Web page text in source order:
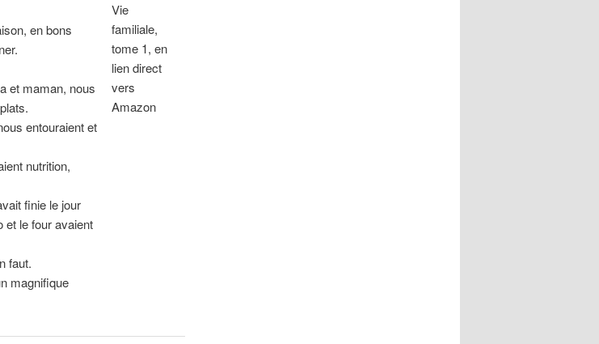
en bons
et maman, nous
entouraient et
nutrition,
finie le jour
et le four avaient
faut.
magnifique
Vie
familiale,
tome 1, en
lien direct
vers
Amazon